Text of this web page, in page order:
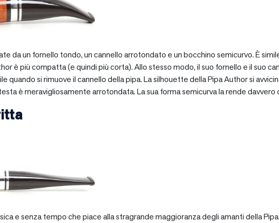
da un fornello tondo, un cannello arrotondato e un bocchino semicurvo. È
è più compatta (e quindi più corta). Allo stesso modo, il suo fornello e il suo
quando si rimuove il cannello della pipa. La silhouette della Pipa Author si
è meravigliosamente arrotondata. La sua forma semicurva la rende
e senza tempo che piace alla stragrande maggioranza degli amanti della